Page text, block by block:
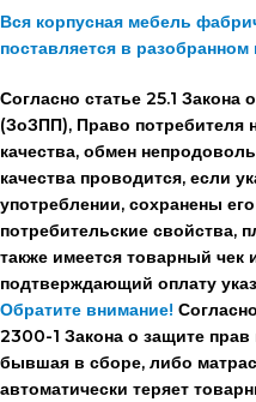
Вся корпусная мебель
поставляется в разобранном
Согласно статье 25.1 Закона
(ЗоЗПП), Право потребителя
качества, обмен
качества проводится, если
употреблении, сохранены
потребительские
также имеется товарный
подтверждающий оплату
Обратите внимание!
2300-1 Закона о защите
бывшая в сборе, либо
автоматически теряет